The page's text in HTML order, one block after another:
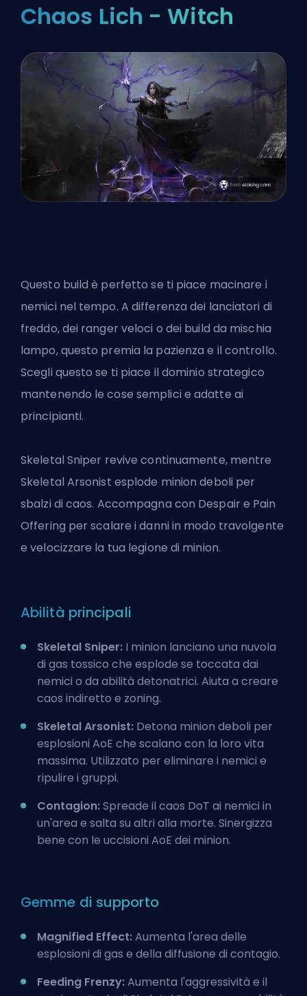
Chaos Lich - Witch
Questo build è perfetto se ti piace macinare i
nemici nel tempo. A differenza dei lanciatori di
freddo, dei ranger veloci o dei build da mischia
lampo, questo premia la pazienza e il controllo.
Scegli questo se ti piace il dominio strategico
mantenendo le cose semplici e adatte ai
principianti.
Skeletal Sniper revive continuamente, mentre
Skeletal Arsonist esplode minion deboli per
sbalzi di caos. Accompagna con Despair e Pain
Offering per scalare i danni in modo travolgente
e velocizzare la tua legione di minion.
Abilità principali
Skeletal Sniper: I minion lanciano una nuvola
di gas tossico che esplode se toccata dai
nemici o da abilità detonatrici. Aiuta a creare
caos indiretto e zoning.
Skeletal Arsonist: Detona minion deboli per
esplosioni AoE che scalano con la loro vita
massima. Utilizzato per eliminare i nemici e
ripulire i gruppi.
Contagion:Spreade il caos DoT ai nemici in
un'area e salta su altri alla morte. Sinergizza
bene con le uccisioni AoE dei minion.
Gemme di supporto
Magnified Effect:Aumenta l'area delle
esplosioni di gas e della diffusione di contagio.
Feeding Frenzy:Aumenta l'aggressività e il